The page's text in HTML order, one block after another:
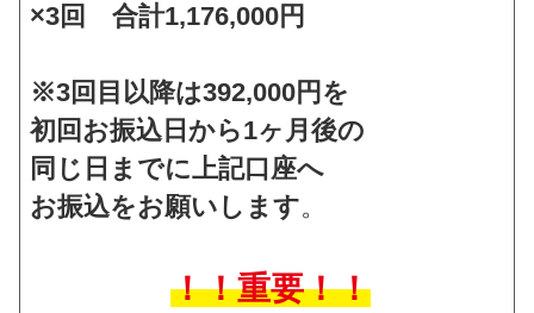
×3回
合計1,176,000円
※3回目以降は392,000円を
初回お振込日から1ヶ月後の
同じ日までに上記口座へ
お振込をお願いします。
！！重要！！